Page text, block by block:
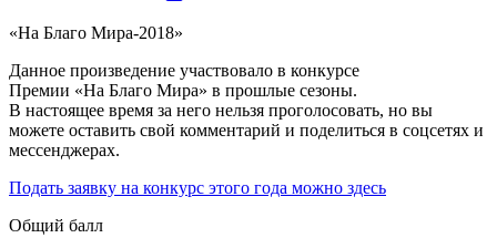
«На Благо Мира-2018»
Данное произведение участвовало в конкурсе
Премии «На Благо Мира» в прошлые сезоны.
В настоящее время за него нельзя проголосовать, но вы
можете оставить свой комментарий и поделиться в соцсетях и
мессенджерах.
Подать заявку на конкурс этого года можно здесь
Общий балл